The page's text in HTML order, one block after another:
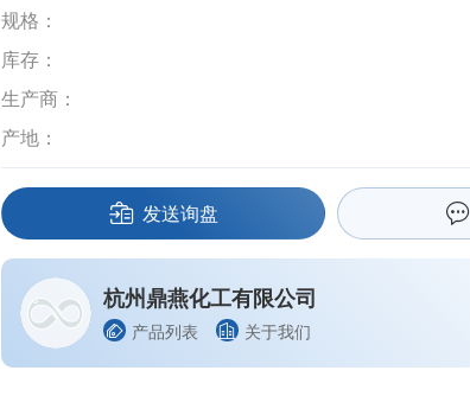
规格：
库存：
生产商：
产地：
发送询盘
杭州鼎燕化工有限公司
产品列表 关于我们